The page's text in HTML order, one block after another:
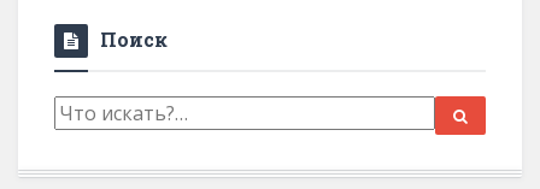
Поиск